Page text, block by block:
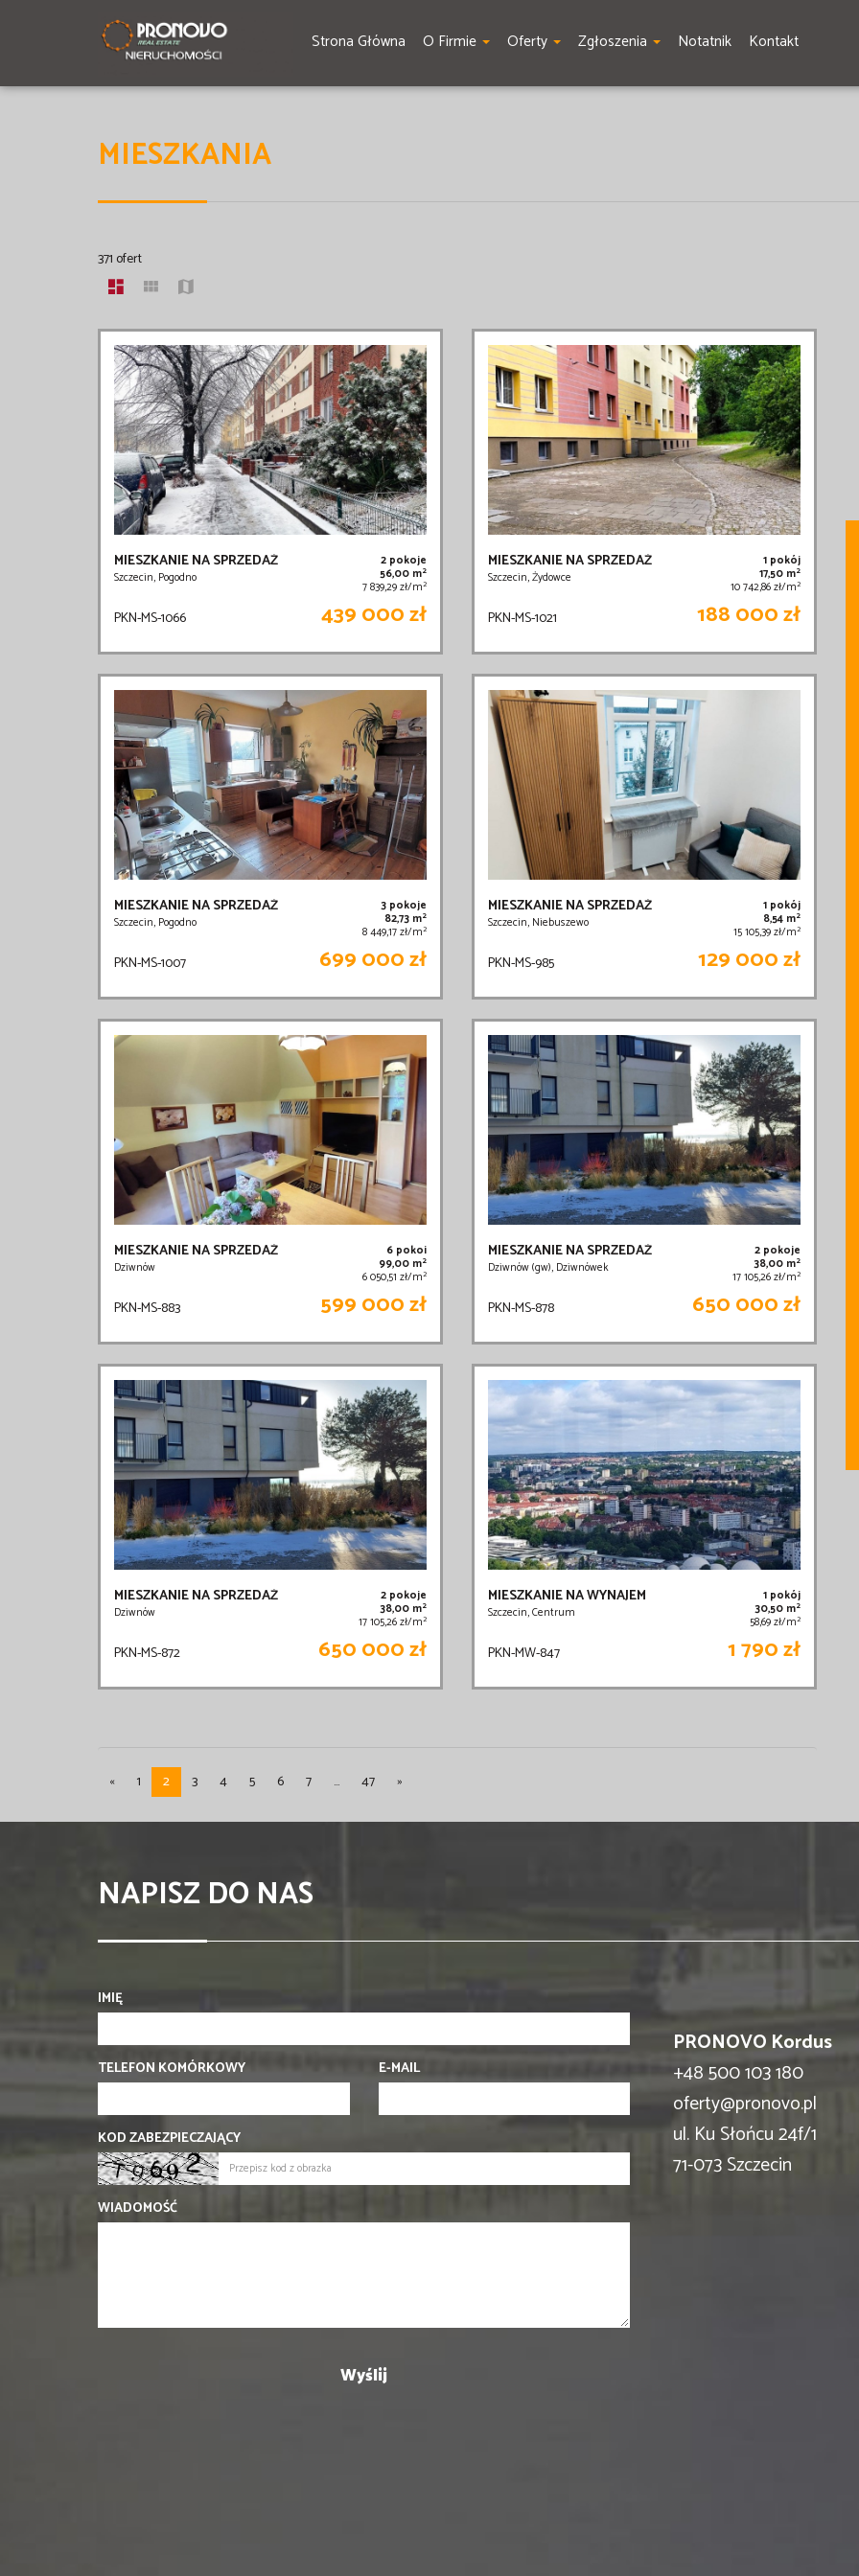
Strona Główna O Firmie Oferty Zgłoszenia Notatnik Kontakt
MIESZKANIA
371 ofert
MIESZKANIE NA SPRZEDAŻ
Szczecin, Pogodno
2 pokoje
56,00 m2
7 839,29 zł/m2
PKN-MS-1066 439 000 zł
MIESZKANIE NA SPRZEDAŻ
Szczecin, Żydowce
1 pokój
17,50 m2
10 742,86 zł/m2
PKN-MS-1021 188 000 zł
MIESZKANIE NA SPRZEDAŻ
Szczecin, Pogodno
3 pokoje
82,73 m2
8 449,17 zł/m2
PKN-MS-1007 699 000 zł
MIESZKANIE NA SPRZEDAŻ
Szczecin, Niebuszewo
1 pokój
8,54 m2
15 105,39 zł/m2
PKN-MS-985 129 000 zł
MIESZKANIE NA SPRZEDAŻ
Dziwnów
6 pokoi
99,00 m2
6 050,51 zł/m2
PKN-MS-883 599 000 zł
MIESZKANIE NA SPRZEDAŻ
Dziwnów (gw), Dziwnówek
2 pokoje
38,00 m2
17 105,26 zł/m2
PKN-MS-878 650 000 zł
MIESZKANIE NA SPRZEDAŻ
Dziwnów
2 pokoje
38,00 m2
17 105,26 zł/m2
PKN-MS-872 650 000 zł
MIESZKANIE NA WYNAJEM
Szczecin, Centrum
1 pokój
30,50 m2
58,69 zł/m2
PKN-MW-847 1 790 zł
« 1 2 3 4 5 6 7 ... 47 »
NAPISZ DO NAS
IMIĘ
TELEFON KOMÓRKOWY E-MAIL
KOD ZABEZPIECZAJĄCY
WIADOMOŚĆ
PRONOVO Kordus
+48 500 103 180
oferty@pronovo.pl
ul. Ku Słońcu 24f/1
71-073 Szczecin